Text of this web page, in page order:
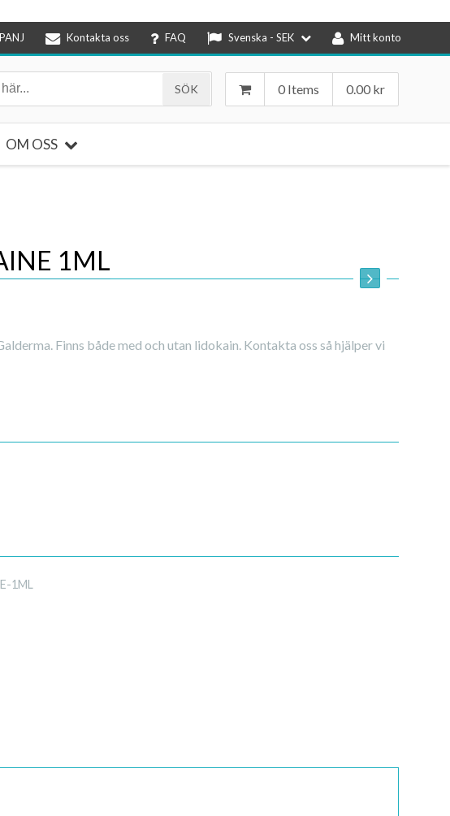
Kontakta oss FAQ Svenska - SEK Mitt konto
0 Items 0.00 kr
OM OSS
1ML
Finns både med och utan lidokain. Kontakta oss så hjälper vi
1ML